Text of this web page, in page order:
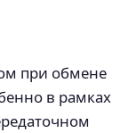
при обмене
в рамках